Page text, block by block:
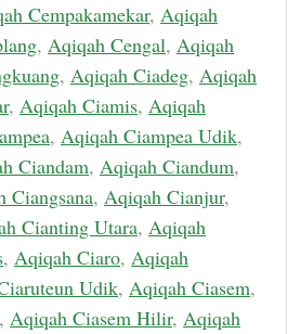
Cempakamekar, Aqiqah
, Aqiqah Cengal, Aqiqah
, Aqiqah Ciadeg, Aqiqah
, Aqiqah Ciamis, Aqiqah
, Aqiqah Ciampea Udik,
Ciandam, Aqiqah Ciandum,
Ciangsana, Aqiqah Cianjur,
Cianting Utara, Aqiqah
, Aqiqah Ciaro, Aqiqah
Udik, Aqiqah Ciasem,
, Aqiqah Ciasem Hilir, Aqiqah